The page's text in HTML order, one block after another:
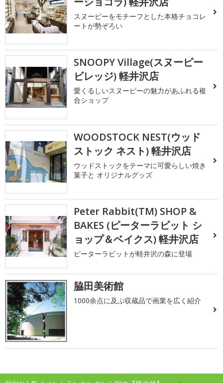
スヌーピーをモチーフとした本格チョコレ
ートが勢ぞろい
SNOOPY Village(スヌーピー
ビレッジ) 軽井沢店
愛くるしいスヌーピーの魅力があふれる複
合ショップ
WOODSTOCK NEST(ウッド
ストック ネスト) 軽井沢店
ウッドストックをテーマに可愛らしい焼き
菓子と オリジナルグッズ
Peter Rabbit(TM) SHOP &
BAKES (ピーターラビット シ
ョップ＆ベイクス) 軽井沢店
ピーターラビットが軽井沢の森に登場
脇田美術館
1000余点に及ぶ収蔵品で画業を広く紹介